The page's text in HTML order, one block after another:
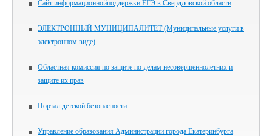
Сайт информационнойподдержки ЕГЭ в Свердловской области
ЭЛЕКТРОННЫЙ МУНИЦИПАЛИТЕТ (Муниципальные услуги в
электронном виде)
Областная комиссия по защите по делам несовершеннолетних и
защите их прав
Портал детской безопасности
Управление образования Администрации города Екатеринбурга